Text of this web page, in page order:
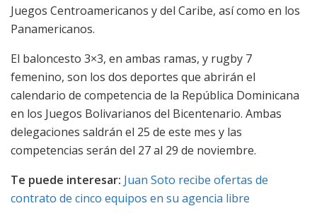
Juegos Centroamericanos y del Caribe, así como en los
Panamericanos.
El baloncesto 3×3, en ambas ramas, y rugby 7
femenino, son los dos deportes que abrirán el
calendario de competencia de la República Dominicana
en los Juegos Bolivarianos del Bicentenario. Ambas
delegaciones saldrán el 25 de este mes y las
competencias serán del 27 al 29 de noviembre.
Te puede interesar: Juan Soto recibe ofertas de
contrato de cinco equipos en su agencia libre